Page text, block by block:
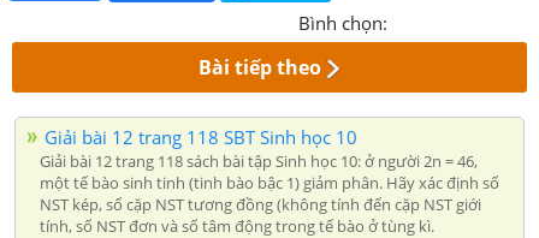
Bình chọn:
Bài tiếp theo
Giải bài 12 trang 118 SBT Sinh học 10
Giải bài 12 trang 118 sách bài tập Sinh học 10: ở người 2n = 46,
một tế bào sinh tinh (tinh bào bậc 1) giảm phân. Hãy xác định số
NST kép, số cặp NST tương đồng (không tính đến cặp NST giới
tính, số NST đơn và số tâm động trong tế bào ở tùng kì.